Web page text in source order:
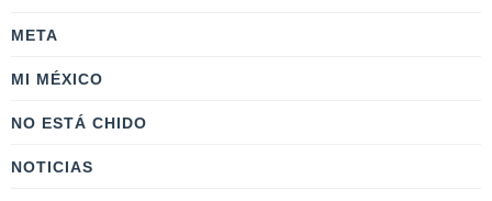
META
MI MÉXICO
NO ESTÁ CHIDO
NOTICIAS